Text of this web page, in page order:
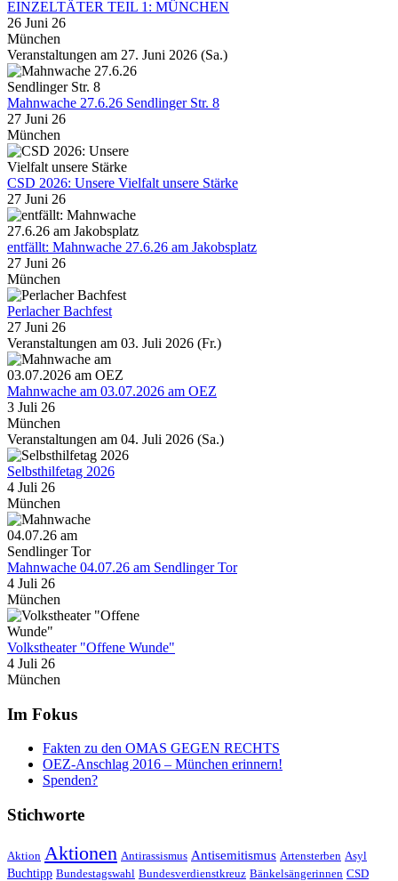
EINZELTÄTER TEIL 1: MÜNCHEN
26 Juni 26
München
Veranstaltungen am 27. Juni 2026 (Sa.)
Mahnwache 27.6.26 Sendlinger Str. 8
27 Juni 26
München
CSD 2026: Unsere Vielfalt unsere Stärke
27 Juni 26
entfällt: Mahnwache 27.6.26 am Jakobsplatz
27 Juni 26
München
Perlacher Bachfest
27 Juni 26
Veranstaltungen am 03. Juli 2026 (Fr.)
Mahnwache am 03.07.2026 am OEZ
3 Juli 26
München
Veranstaltungen am 04. Juli 2026 (Sa.)
Selbsthilfetag 2026
4 Juli 26
München
Mahnwache 04.07.26 am Sendlinger Tor
4 Juli 26
München
Volkstheater "Offene Wunde"
4 Juli 26
München
Im Fokus
Fakten zu den OMAS GEGEN RECHTS
OEZ-Anschlag 2016 – München erinnern!
Spenden?
Stichworte
Aktion Aktionen Antirassismus Antisemitismus Artensterben Asyl
Buchtipp Bundestagswahl Bundesverdienstkreuz Bänkelsängerinnen CSD